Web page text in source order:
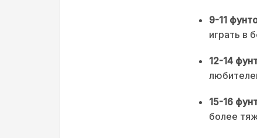
9-11
играть в
12-14
15-16
более